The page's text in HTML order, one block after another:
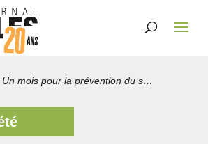
Un mois pour la prévention du suicide